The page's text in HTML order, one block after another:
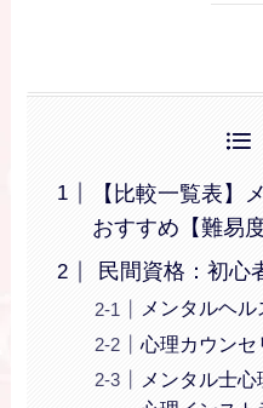
【比較一覧表】
おすすめ【難易
民間資格：初心
メンタルヘ
心理カウンセ
メンタル士